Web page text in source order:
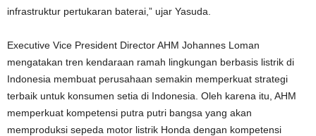
infrastruktur pertukaran baterai,” ujar Yasuda.
Executive Vice President Director AHM Johannes Loman
mengatakan tren kendaraan ramah lingkungan berbasis listrik di
Indonesia membuat perusahaan semakin memperkuat strategi
terbaik untuk konsumen setia di Indonesia. Oleh karena itu, AHM
memperkuat kompetensi putra putri bangsa yang akan
memproduksi sepeda motor listrik Honda dengan kompetensi